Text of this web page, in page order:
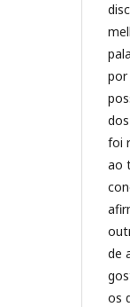
por
foi
ao
de
os